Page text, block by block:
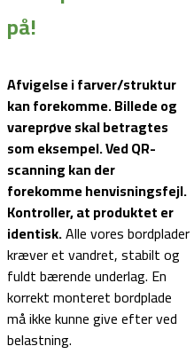
på!
Afvigelse i farver/struktur
kan forekomme. Billede og
vareprøve skal betragtes
som eksempel.Ved QR-
scanning kan der
forekomme henvisningsfejl.
Kontroller, at produktet er
identisk.Alle vores bordplader
kræver et vandret, stabilt og
fuldt bærende underlag. En
korrekt monteret bordplade
må ikke kunne give efter ved
belastning.